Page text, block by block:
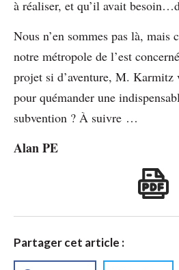
à réaliser, et qu’il avait
Nous n’en sommes pas là, mais
notre métropole de l’est
projet si d’aventure, M. Karmitz
pour quémander une
subvention ? À suivre …
Alan PE
Partager cet article :